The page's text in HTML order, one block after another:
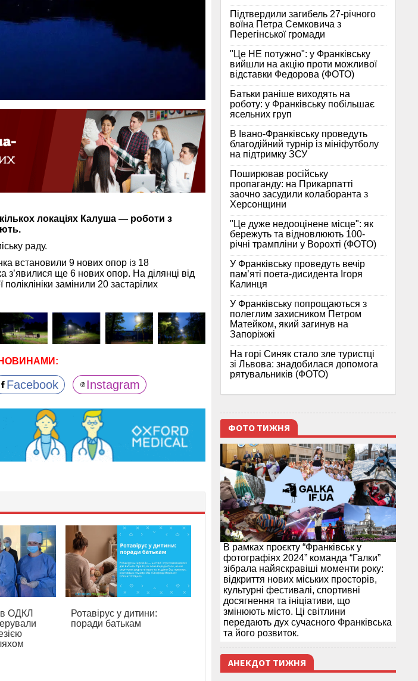
локаціях Калуша — роботи з
раду.
встановили 9 нових опор із 18
з’явилися ще 6 нових опор. На ділянці від
замінили 20 застарілих
Facebook Instagram
в ОДКЛ
Ротавірус у дитини:
поради батькам
Підтвердили загибель 27-річного
воїна Петра Семковича з
Перегінської громади
"Це НЕ потужно": у Франківську
вийшли на акцію проти можливої
відставки Федорова (ФОТО)
Батьки раніше виходять на
роботу: у Франківську побільшає
ясельних груп
В Івано-Франківську проведуть
благодійний турнір із мініфутболу
на підтримку ЗСУ
Поширював російську
пропаганду: на Прикарпатті
заочно засудили колаборанта з
Херсонщини
"Це дуже недооцінене місце": як
бережуть та відновлюють 100-
річні трампліни у Ворохті (ФОТО)
У Франківську проведуть вечір
пам’яті поета-дисидента Ігоря
Калинця
У Франківську попрощаються з
полеглим захисником Петром
Матейком, який загинув на
Запоріжжі
На горі Синяк стало зле туристці
зі Львова: знадобилася допомога
рятувальників (ФОТО)
ФОТО ТИЖНЯ
В рамках проєкту “Франківськ у
фотографіях 2024” команда “Галки”
зібрала найяскравіші моменти року:
відкриття нових міських просторів,
культурні фестивалі, спортивні
досягнення та ініціативи, що
змінюють місто. Ці світлини
передають дух сучасного Франківська
та його розвиток.
АНЕКДОТ ТИЖНЯ